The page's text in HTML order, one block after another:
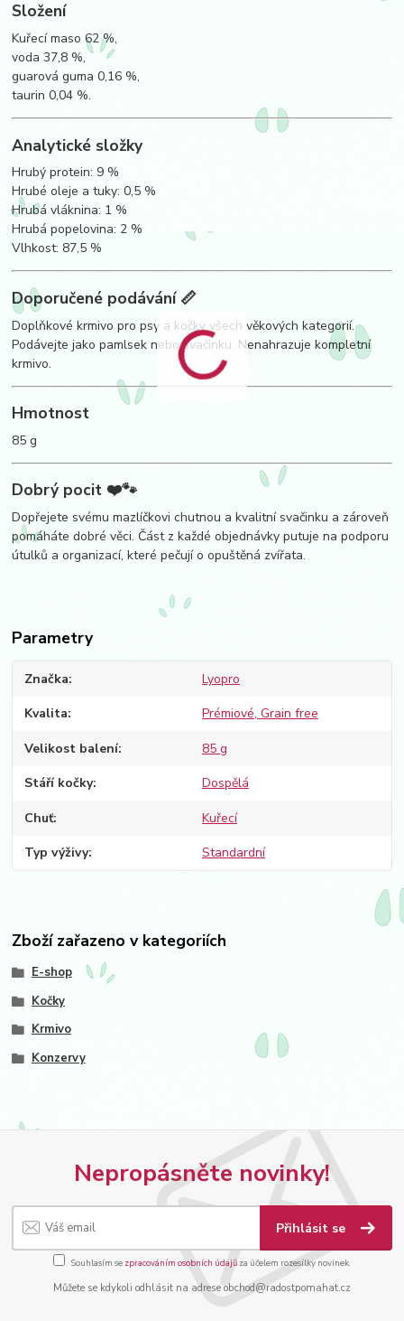
Složení
Kuřecí maso 62 %,
voda 37,8 %,
guarová guma 0,16 %,
taurin 0,04 %.
Analytické složky
Hrubý protein: 9 %
Hrubé oleje a tuky: 0,5 %
Hrubá vláknina: 1 %
Hrubá popelovina: 2 %
Vlhkost: 87,5 %
Doporučené podávání 📏
Doplňkové krmivo pro psy a kočky všech věkových kategorií.
Podávejte jako pamlsek nebo svačinku. Nenahrazuje kompletní
krmivo.
Hmotnost
85 g
Dobrý pocit ❤️🐾
Dopřejete svému mazlíčkovi chutnou a kvalitní svačinku a zároveň
pomáháte dobré věci. Část z každé objednávky putuje na podporu
útulků a organizací, které pečují o opuštěná zvířata.
Parametry
Značka Lyopro
Kvalita Prémiové, Grain free
Velikost balení 85 g
Stáří kočky Dospělá
Chuť Kuřecí
Typ výživy Standardní
Zboží zařazeno v kategoriích
E-shop
Kočky
Krmivo
Konzervy
Nepropásněte novinky!
Přihlásit se
Souhlasím se zpracováním osobních údajů za účelem rozesílky novinek.
Můžete se kdykoli odhlásit na adrese obchod@radostpomahat.cz